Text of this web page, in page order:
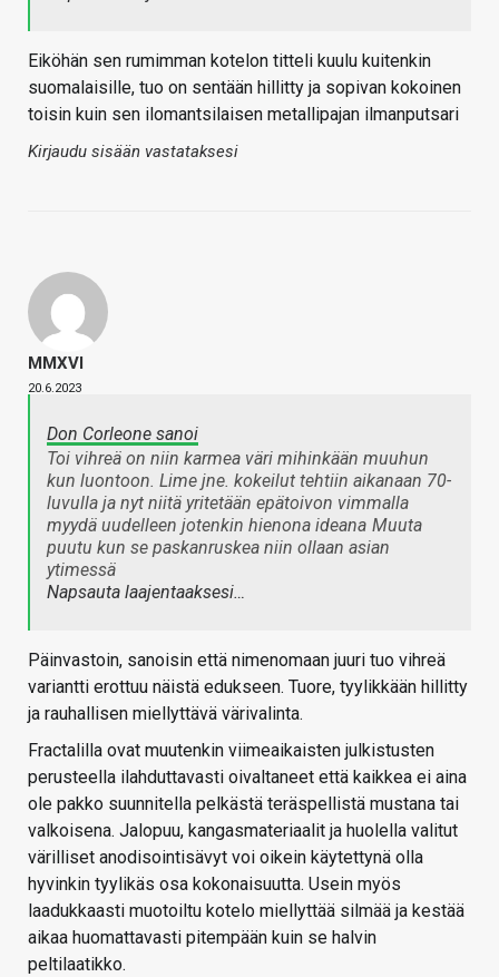
Eiköhän sen rumimman kotelon titteli kuulu kuitenkin
suomalaisille, tuo on sentään hillitty ja sopivan kokoinen
toisin kuin sen ilomantsilaisen metallipajan ilmanputsari
Kirjaudu sisään vastataksesi
MMXVI
20.6.2023
Don Corleone sanoi
Toi vihreä on niin karmea väri mihinkään muuhun
kun luontoon. Lime jne. kokeilut tehtiin aikanaan 70-
luvulla ja nyt niitä yritetään epätoivon vimmalla
myydä uudelleen jotenkin hienona ideana Muuta
puutu kun se paskanruskea niin ollaan asian
ytimessä
Napsauta laajentaaksesi…
Päinvastoin, sanoisin että nimenomaan juuri tuo vihreä
variantti erottuu näistä edukseen. Tuore, tyylikkään hillitty
ja rauhallisen miellyttävä värivalinta.
Fractalilla ovat muutenkin viimeaikaisten julkistusten
perusteella ilahduttavasti oivaltaneet että kaikkea ei aina
ole pakko suunnitella pelkästä teräspellistä mustana tai
valkoisena. Jalopuu, kangasmateriaalit ja huolella valitut
värilliset anodisointisävyt voi oikein käytettynä olla
hyvinkin tyylikäs osa kokonaisuutta. Usein myös
laadukkaasti muotoiltu kotelo miellyttää silmää ja kestää
aikaa huomattavasti pitempään kuin se halvin
peltilaatikko.